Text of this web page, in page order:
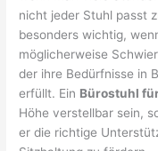
nicht jeder Stuhl passt
besonders wichtig,
möglicherweise
der ihre Bedürfnisse in
erfüllt. Ein Bürostuhl
Höhe verstellbar sein,
er die richtige